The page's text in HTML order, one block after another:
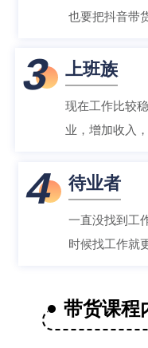
也要把抖音带
3 上班族
现在工作比较
业，增加收入
4 待业者
一直没找到工
时候找工作就
带货课程